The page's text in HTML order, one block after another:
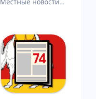
Нефтеюганск,
Ханты-Мансийск,
Когалым…